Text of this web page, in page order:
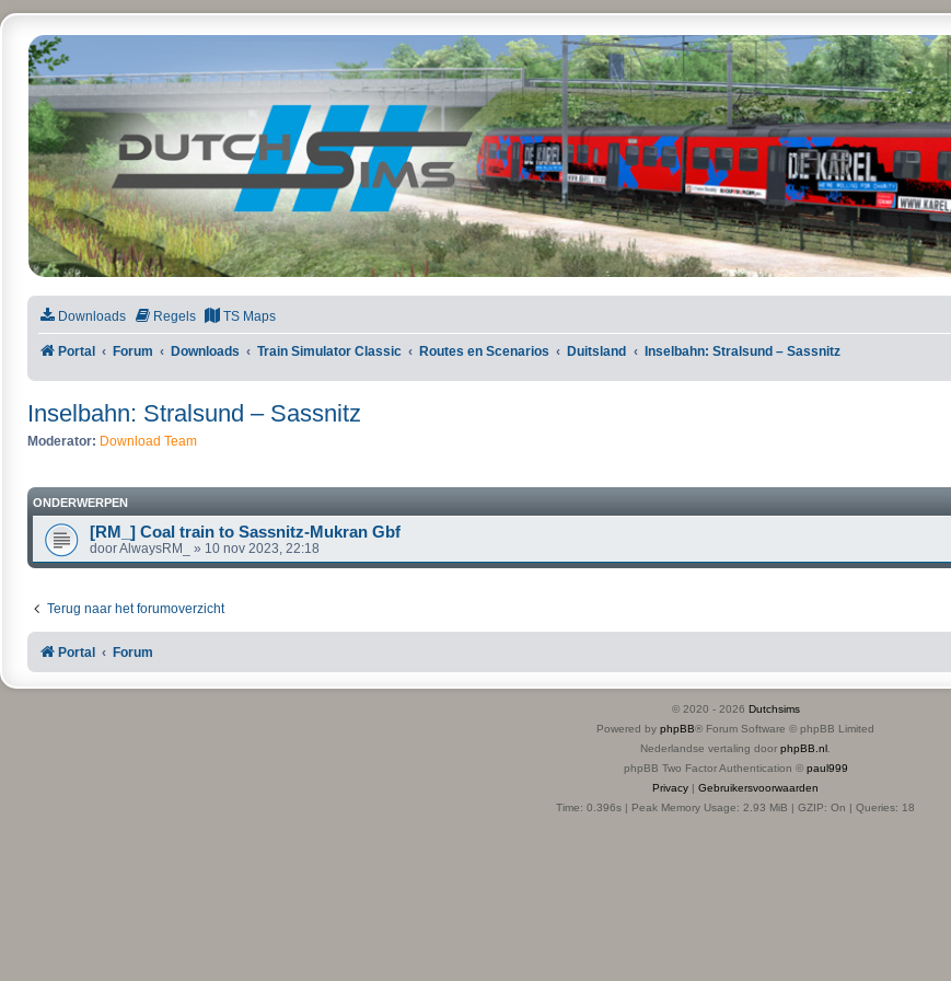
DutchSims
Downloads Regels TS Maps
Portal Forum Downloads Train Simulator Classic Routes en Scenarios Duitsland Inselbahn: Stralsund – Sassnitz
Inselbahn: Stralsund – Sassnitz
Moderator: Download Team
ONDERWERPEN
[RM_] Coal train to Sassnitz-Mukran Gbf
doorAlwaysRM_ » 10 nov 2023, 22:18
Terug naar het forumoverzicht
Portal Forum
© 2020 - 2026 Dutchsims
Powered by phpBB® Forum Software © phpBB Limited
Nederlandse vertaling door phpBB.nl
phpBB Two Factor Authentication © paul999
Privacy | Gebruikersvoorwaarden
Time: 0.396s | Peak Memory Usage: 2.93 MiB | GZIP: On | Queries: 18